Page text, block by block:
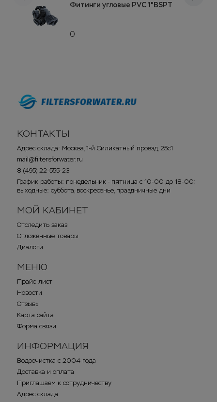
0
Фитинги угловые PVC 1"BSPT
КОНТАКТЫ
Адрес склада: Москва, 1-й Силикатный проезд, 25с1
mail@filtersforwater.ru
8 (495) 22-555-23
График работы: понедельник - пятница с 10-00 до 18-00;
выходные: суббота, воскресенье, праздничные дни
МОЙ КАБИНЕТ
Отследить заказ
Отложенные товары
Диалоги
МЕНЮ
Прайс-лист
Новости
Отзывы
Карта сайта
Форма связи
ИНФОРМАЦИЯ
Водоочистка с 2004 года
Доставка и оплата
Приглашаем к сотрудничеству
Адрес склада